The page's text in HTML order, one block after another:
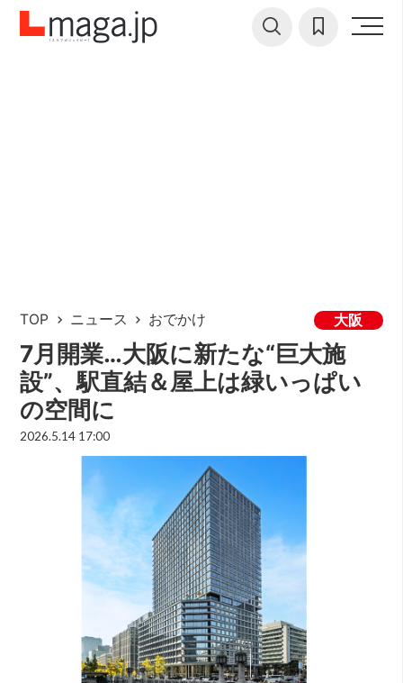
TOP ニュース おでかけ 大阪
7月開業…大阪に新たな“巨大施
設”、駅直結＆屋上は緑いっぱい
の空間に
2026.5.14 17:00